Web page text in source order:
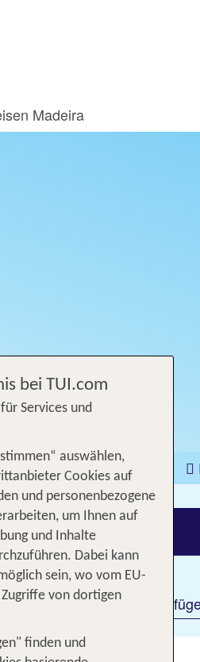
Madeira
Kreuzfahrten
Zusatzleistungen
Filter
bei TUI.com
Services und
auswählen,
Cookies auf
und personenbezogene
um Ihnen auf
und Inhalte
Dabei kann
sein, wo vom EU-
von dortigen
finden und